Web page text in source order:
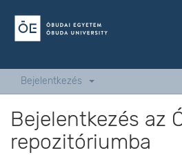
Bejelentkezés
Bejelentkezés az
repozitóriumba